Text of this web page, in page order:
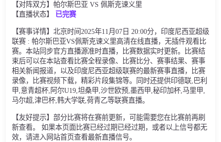
【对阵双方】帕尔斯巴亚 VS 佩斯克谏义里
【直播状态】
已完赛
【赛事详情】北京时间2025年11月07日 20:00分，印度尼西亚超级
联赛 : 帕尔斯巴亚VS佩斯克谏义里高清在线直播，无插件观看比
赛。本站同步官方直播源准时直播，比赛数据实时更新。比赛结
束后可以在本站查看比赛全程录像、比赛比分、赛事结果、赛事
相关新闻报道，以及印度尼西亚超级联赛的最新赛事直播，比赛
录像，比赛视频下载，精彩片段集锦等。同时还提供印德联,巴利
甲,意青超杯,阿尔U19,坦桑甲,沙世欧预,墨西甲,秘印加杯,马里甲,
马尔超,津巴杯,韩大学联,荷青乙等联赛直播。
【友好提示】部分比赛将在赛前更新，可能需要您在比赛前再刷
新查看。 如果本页面比赛已经过期已经过期，或者以上信号都无
效，请进入网站首页查看最新直播信号。